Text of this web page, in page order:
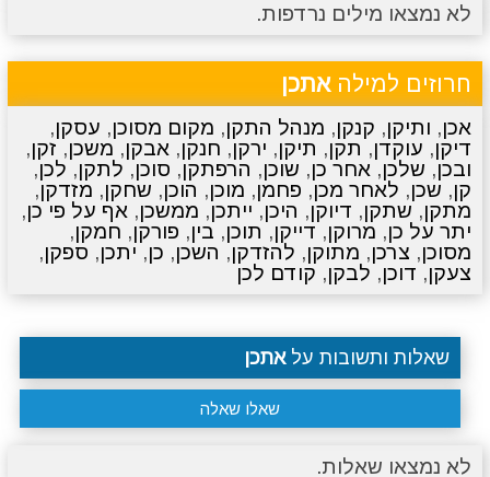
לא נמצאו מילים נרדפות.
חרוזים למילהאתכן
אכן, ותיקן, קנקן, מנהל התקן, מקום מסוכן, עסקן,
דיקן, עוקדן, תקן, תיקן, ירקן, חנקן, אבקן, משכן, זקן,
ובכן, שלכן, אחר כן, שוכן, הרפתקן, סוכן, לתקן, לכן,
קן, שכן, לאחר מכן, פחמן, מוכן, הוכן, שחקן, מזדקן,
מתקן, שתקן, דיוקן, היכן, ייתכן, ממשכן, אף על פי כן,
יתר על כן, מרוקן, דייקן, תוכן, בין, פורקן, חמקן,
מסוכן, צרכן, מתוקן, להזדקן, השכן, כן, יתכן, ספקן,
צעקן, דוכן, לבקן, קודם לכן
שאלות ותשובות עלאתכן
שאלו שאלה
לא נמצאו שאלות.